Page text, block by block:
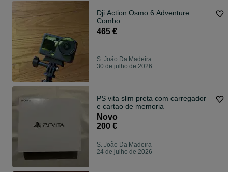
Dji Action Osmo 6 Adventure
Combo
465 €
S. João Da Madeira
30 de julho de 2026
PS vita slim preta com carregador
e cartao de memoria
Novo
200 €
S. João Da Madeira
24 de julho de 2026